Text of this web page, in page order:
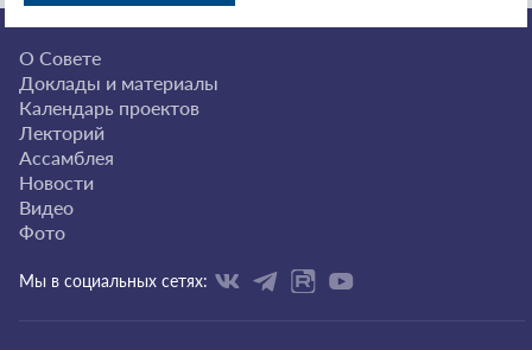
О Совете
Доклады и материалы
Календарь проектов
Лекторий
Ассамблея
Новости
Видео
Фото
Мы в социальных сетях: